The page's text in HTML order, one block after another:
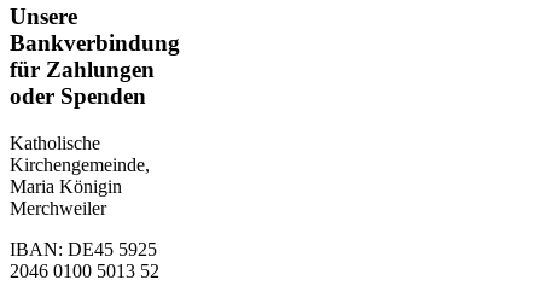
Unsere
Bankverbindung
für Zahlungen
oder Spenden
Katholische
Kirchengemeinde,
Maria Königin
Merchweiler
IBAN: DE45 5925
2046 0100 5013 52